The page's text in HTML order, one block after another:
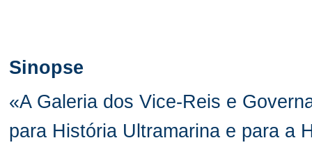
Sinopse
«A Galeria dos Vice-Reis e
para História Ultramarina e para a